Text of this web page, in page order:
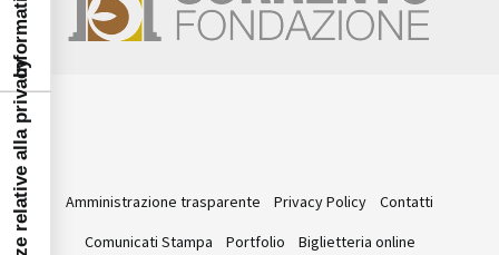
Amministrazione trasparente Privacy Policy
Contatti
Comunicati Stampa
Portfolio Biglietteria online